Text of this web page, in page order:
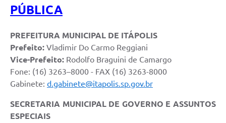
Contratos
Vagas de Emprego - PAT
Plano Diretor
Planos de Tecnologia da Informação e Comunicação
Via Rápida Empresa
PÚBLICA
PREFEITURA MUNICIPAL DE ITÁPOLIS
Prefeito: Vladimir Do Carmo Reggiani
Vice-Prefeito: Rodolfo Braguini de Camargo
Fone: (16) 3263–8000 - FAX (16) 3263-8000
Gabinete: d.gabinete@itapolis.sp.gov.br
SECRETARIA MUNICIPAL DE GOVERNO E ASSUNTOS
ESPECIAIS